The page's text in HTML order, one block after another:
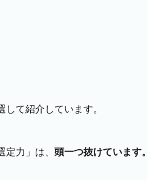
て紹介しています。
力」は、 頭一つ抜けています。